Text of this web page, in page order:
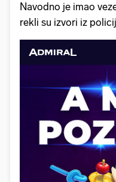
Navodno je imao
rekli su izvori iz